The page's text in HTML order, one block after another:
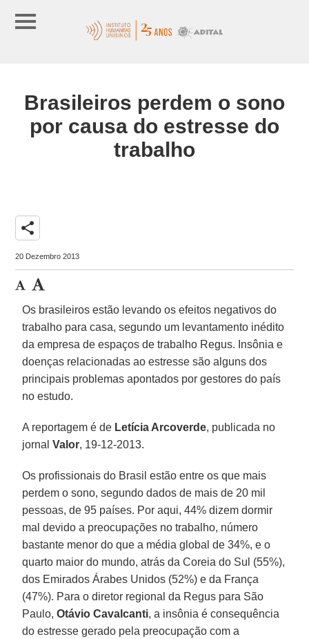
Brasileiros perdem o sono
por causa do estresse do
trabalho
share
20 Dezembro 2013
Os brasileiros estão levando os efeitos negativos do
trabalho para casa, segundo um levantamento inédito
da empresa de espaços de trabalho Regus. Insônia e
doenças relacionadas ao estresse são alguns dos
principais problemas apontados por gestores do país
no estudo.
A reportagem é de Letícia Arcoverde, publicada no
jornalValor, 19-12-2013.
Os profissionais do Brasil estão entre os que mais
perdem o sono, segundo dados de mais de 20 mil
pessoas, de 95 países. Por aqui, 44% dizem dormir
mal devido a preocupações no trabalho, número
bastante menor do que a média global de 34%, e o
quarto maior do mundo, atrás da Coreia do Sul (55%),
dos Emirados Árabes Unidos (52%) e da França
(47%). Para o diretor regional da Regus para São
Paulo,Otávio Cavalcanti, a insônia é consequência
do estresse gerado pela preocupação com a